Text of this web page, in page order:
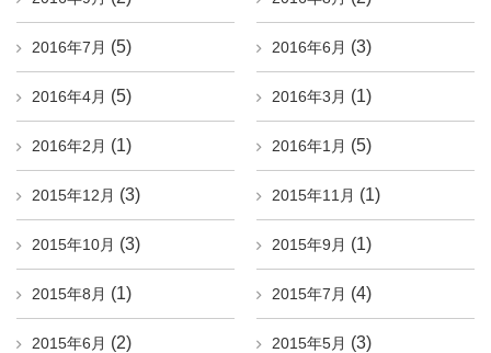
2016年7月 (5) 2016年6月 (3)
2016年4月 (5) 2016年3月 (1)
2016年2月 (1) 2016年1月 (5)
2015年12月 (3) 2015年11月 (1)
2015年10月 (3) 2015年9月 (1)
2015年8月 (1) 2015年7月 (4)
2015年6月 (2) 2015年5月 (3)